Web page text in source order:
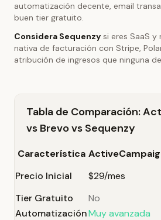
automatización decente, email
buen tier gratuito.
Considera Sequenzy si eres SaaS
nativa de facturación con Stripe,
atribución de ingresos que ninguna
Tabla de Comparación:
vs Brevo vs Sequenzy
Característica
Precio Inicial
$29/mes
Tier Gratuito
No
AutomatizaciónMuy avanzada